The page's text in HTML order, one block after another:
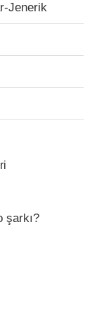
Jenerik
şarkı?